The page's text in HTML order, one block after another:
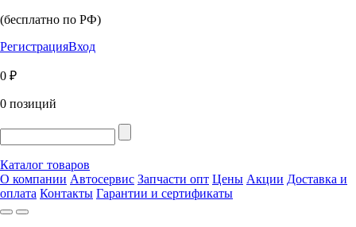
(бесплатно по РФ)
РегистрацияВход
0 ₽
0 позиций
Каталог товаров
О компании Автосервис Запчасти опт Цены Акции Доставка и
оплата Контакты Гарантии и сертификаты